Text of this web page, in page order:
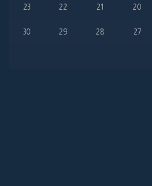
20
21
22
23
27
28
29
30